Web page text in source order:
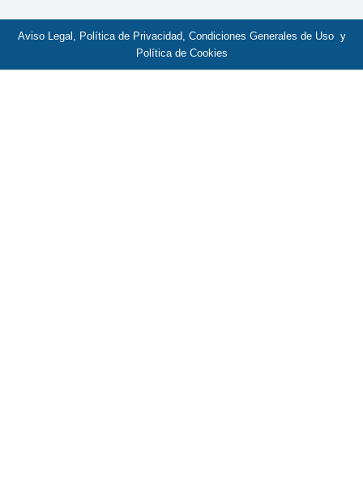
Aviso Legal, Política de Privacidad, Condiciones Generales de Uso y
Política de Cookies